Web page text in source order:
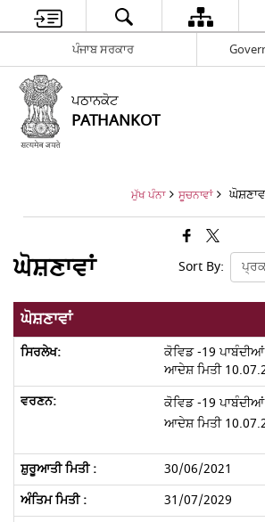
ਪੰਜਾਬ ਸਰਕਾਰ
ਪਠਾਨਕੋਟ
PATHANKOT
ਮੁੱਖ ਪੰਨਾ ਸੂਚਨਾਵਾਂ
ਘੋਸ਼ਣਾਵਾਂ Sort By:
ਘੋਸ਼ਣਾਵਾਂ
ਕੋਵਿਡ -19
ਆਦੇਸ਼ ਮਿਤੀ
ਕੋਵਿਡ -19
ਆਦੇਸ਼ ਮਿਤੀ
30/06/2021
31/07/2029